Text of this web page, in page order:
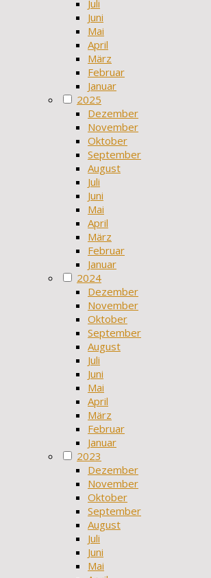
Juli
Juni
Mai
April
März
Februar
Januar
2025
Dezember
November
Oktober
September
August
Juli
Juni
Mai
April
März
Februar
Januar
2024
Dezember
November
Oktober
September
August
Juli
Juni
Mai
April
März
Februar
Januar
2023
Dezember
November
Oktober
September
August
Juli
Juni
Mai